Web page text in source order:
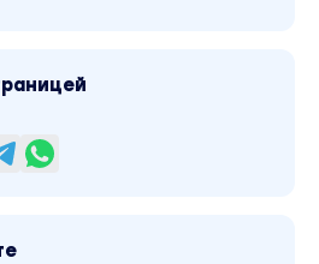
Другие материалы
можно найти